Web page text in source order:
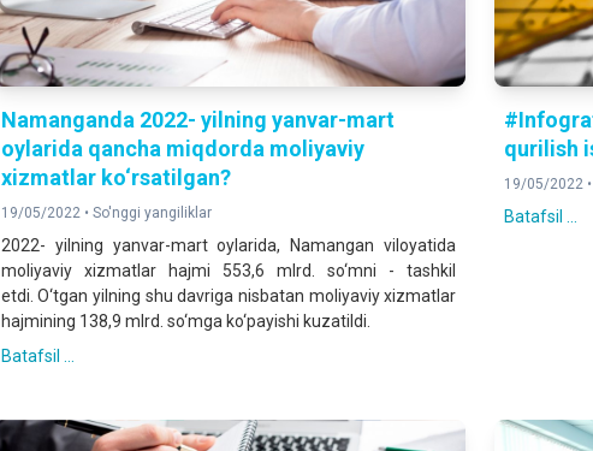
Namanganda 2022- yilning yanvar-mart
oylarida qancha miqdorda moliyaviy
xizmatlar ko‘rsatilgan?
19/05/2022 • So'nggi yangiliklar
2022- yilning yanvar-mart oylarida, Namangan viloyatida
moliyaviy xizmatlar hajmi 553,6 mlrd. so‘mni - tashkil
etdi. O‘tgan yilning shu davriga nisbatan moliyaviy xizmatlar
hajmining 138,9 mlrd. so‘mga ko‘payishi kuzatildi.
Batafsil ...
qurilish
19/05/2022
Batafsil ...